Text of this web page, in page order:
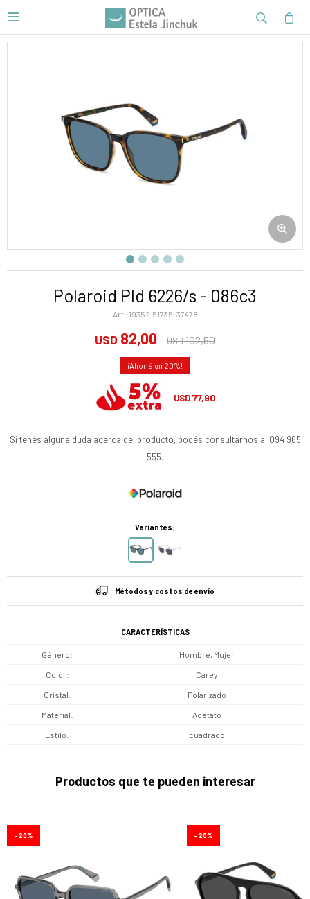

Polaroid Pld 6226/s - 086c3
19352.51735-37478
USD 82,00 USD102,50
20
USD77,90
Si tenés alguna duda acerca del producto, podés consultarnos al 094 965
555.
Variantes:
Métodos y costos de envío
CARACTERÍSTICAS
Género Hombre, Mujer
Color Carey
Cristal Polarizado
Material Acetato
Estilo cuadrado
Productos que te pueden interesar
20 20